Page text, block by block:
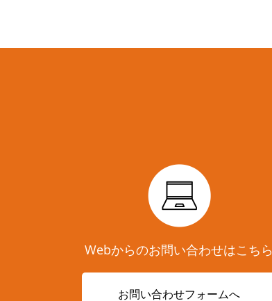
Webからのお問い合わせはこちら
お問い合わせフォームへ